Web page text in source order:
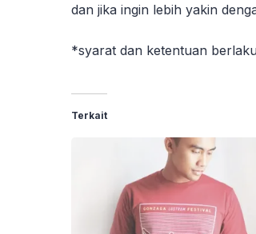
dan jika ingin lebih yakin
*syarat dan ketentuan
Terkait